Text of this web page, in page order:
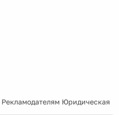
Рекламодателям Юридическая